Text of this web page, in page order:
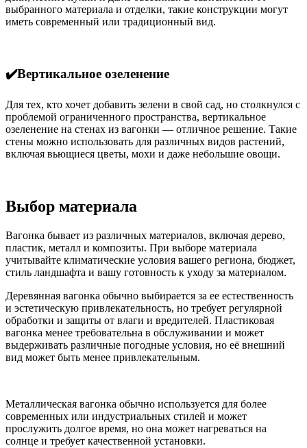
выбранного материала и отделки, такие конструкции могут
иметь современный или традиционный вид.
✔️Вертикальное озеленение
Для тех, кто хочет добавить зелени в свой сад, но столкнулся с
проблемой ограниченного пространства, вертикальное
озеленение на стенах из вагонки — отличное решение. Такие
стены можно использовать для различных видов растений,
включая вьющиеся цветы, мохи и даже небольшие овощи.
Выбор материала
Вагонка бывает из различных материалов, включая дерево,
пластик, металл и композиты. При выборе материала
учитывайте климатические условия вашего региона, бюджет,
стиль ландшафта и вашу готовность к уходу за материалом.
Деревянная вагонка обычно выбирается за ее естественность
и эстетическую привлекательность, но требует регулярной
обработки и защиты от влаги и вредителей. Пластиковая
вагонка менее требовательна в обслуживании и может
выдерживать различные погодные условия, но её внешний
вид может быть менее привлекательным.
Металлическая вагонка обычно используется для более
современных или индустриальных стилей и может
прослужить долгое время, но она может нагреваться на
солнце и требует качественной установки.